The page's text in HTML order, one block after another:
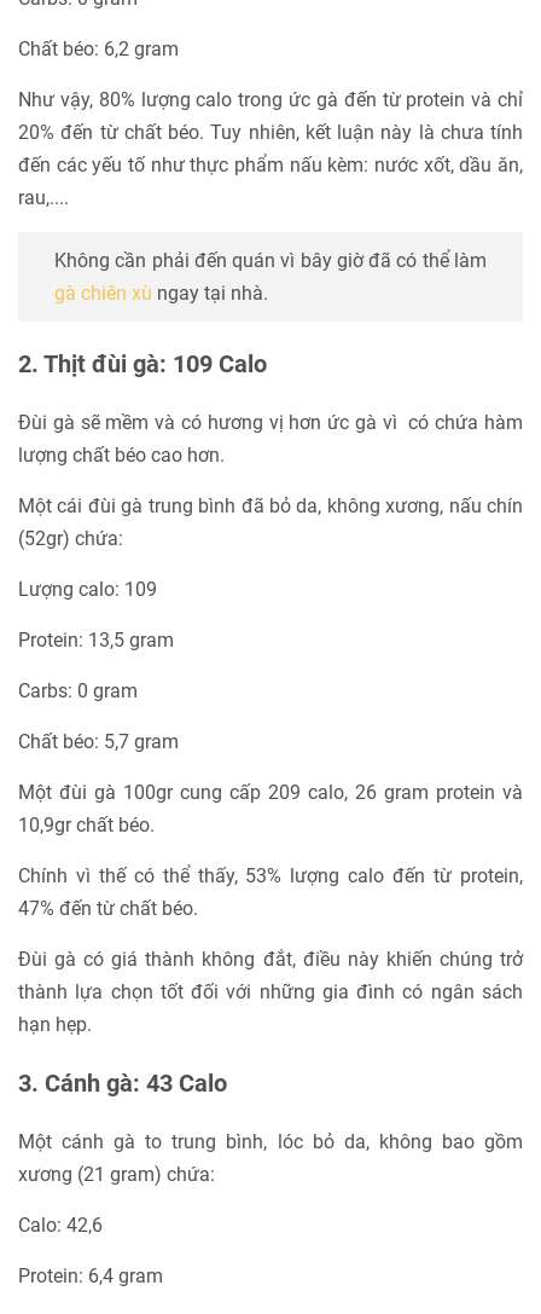
Chất béo: 6,2 gram
Như vậy, 80% lượng calo trong ức gà đến từ protein và chỉ
20% đến từ chất béo. Tuy nhiên, kết luận này là chưa tính
đến các yếu tố như thực phẩm nấu kèm: nước xốt, dầu ăn,
rau,....
Không cần phải đến quán vì bây giờ đã có thể làm
gà chiên xù ngay tại nhà.
2. Thịt đùi gà: 109 Calo
Đùi gà sẽ mềm và có hương vị hơn ức gà vì có chứa hàm
lượng chất béo cao hơn.
Một cái đùi gà trung bình đã bỏ da, không xương, nấu chín
(52gr) chứa:
Lượng calo: 109
Protein: 13,5 gram
Carbs: 0 gram
Chất béo: 5,7 gram
Một đùi gà 100gr cung cấp 209 calo, 26 gram protein và
10,9gr chất béo.
Chính vì thế có thể thấy, 53% lượng calo đến từ protein,
47% đến từ chất béo.
Đùi gà có giá thành không đắt, điều này khiến chúng trở
thành lựa chọn tốt đối với những gia đình có ngân sách
hạn hẹp.
3. Cánh gà: 43 Calo
Một cánh gà to trung bình, lóc bỏ da, không bao gồm
xương (21 gram) chứa:
Calo: 42,6
Protein: 6,4 gram